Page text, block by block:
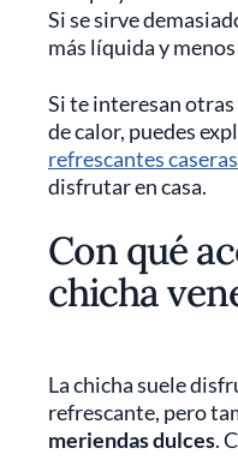
Si se sirve
más líquida y
Si te interesan
de calor, puedes
refrescantes caseras
disfrutar en casa.
Con qué
chicha
La chicha suele
refrescante, pero
meriendas dulces.